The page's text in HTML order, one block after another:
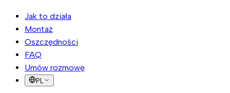
Jak to działa
Montaż
Oszczędności
FAQ
Umów rozmowę
PL